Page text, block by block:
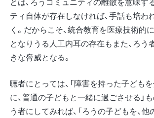
ティ自体が存在しなければ、手話も培わ
く。だからこそ、統合教育を医療技術的
となりうる人工内耳の存在もまた、ろう
きな脅威となる。
聴者にとっては、「障害を持った子ども
に、普通の子どもと一緒に過ごさせる」
う者にしてみれば、「ろうの子どもを、